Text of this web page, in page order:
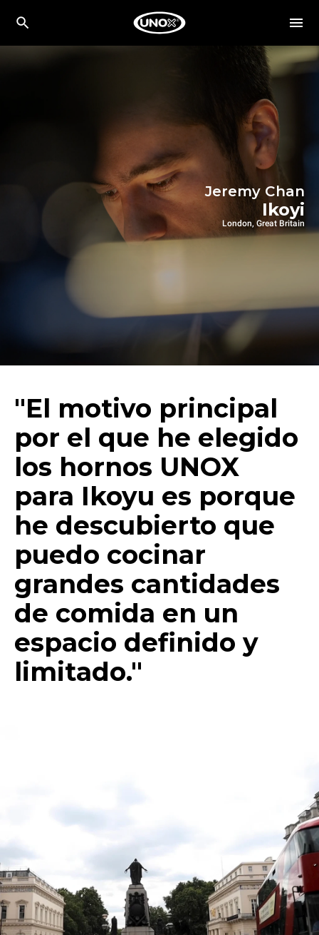
Jeremy Chan
Ikoyi
London, Great Britain
"El motivo principal
por el que he elegido
los hornos UNOX
para Ikoyu es porque
he descubierto que
puedo cocinar
grandes cantidades
de comida en un
espacio definido y
limitado."